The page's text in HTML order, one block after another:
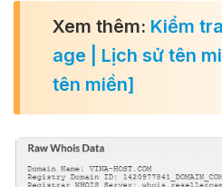
Xem thêm: Kiểm
age | Lịch sử tên
tên miền]